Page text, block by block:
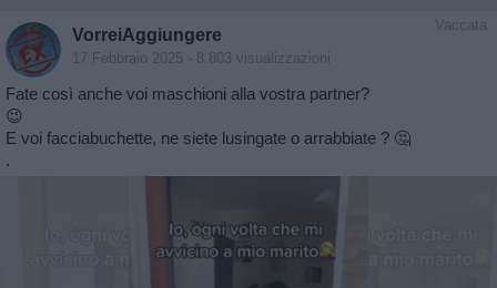
Vaccata
VorreiAggiungere
17 Febbraio 2025 - 8.803 visualizzazioni
Fate così anche voi maschioni alla vostra partner?
😉
E voi facciabuchette, ne siete lusingate o arrabbiate ? 🤔
.